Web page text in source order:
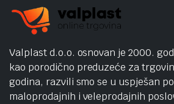
Valplast d.o.o. osnovan je 2000.
kao porodično preduzeće za
godina, razvili smo se u uspješan
maloprodajnih i veleprodajnih